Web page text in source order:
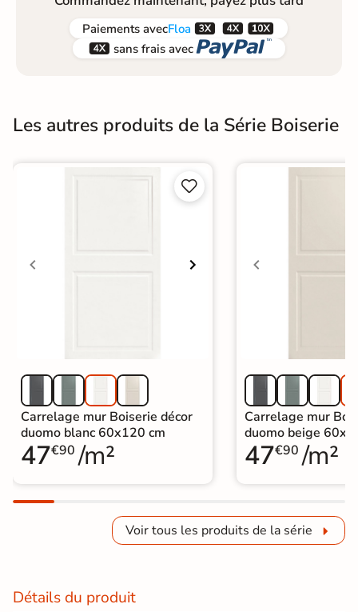
Paiements avecFloa  
 sans frais avec 
Les autres produits de la Série Boiserie


Carrelage mur Boiserie décor
duomo blanc 60x120 cm
47€90 /m²
Carrelage mur
duomo beige
47€90 /m²
Voir tous les produits de la série
Détails du produit